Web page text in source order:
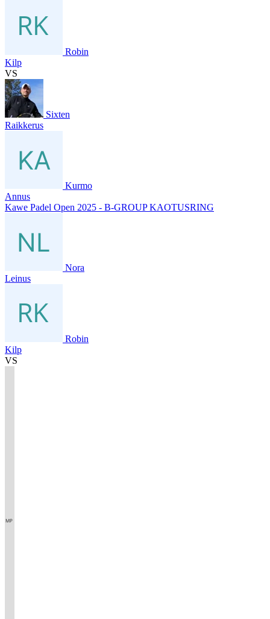
Robin
Kilp
VS
Sixten
Raikkerus
Kurmo
Annus
Kawe Padel Open 2025 - B-GROUP KAOTUSRING
Nora
Leinus
Robin
Kilp
VS